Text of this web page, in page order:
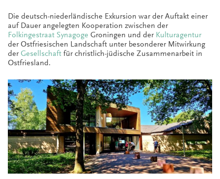
Die deutsch-niederländische Exkursion war der Auftakt einer
auf Dauer angelegten Kooperation zwischen der
Folkingestraat Synagoge Groningen und der Kulturagentur
der Ostfriesischen Landschaft unter besonderer Mitwirkung
derGesellschaft für christlich-jüdische Zusammenarbeit in
Ostfriesland.